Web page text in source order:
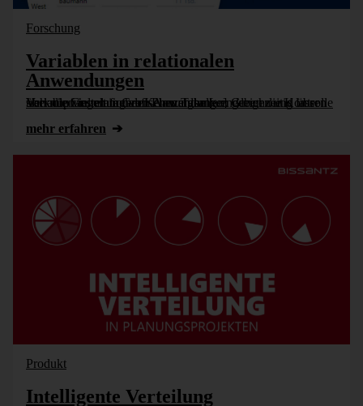
Forschung
Variablen in relationalen
Anwendungen
Variablen in relationalen Anwendungen geben die Kontrolle über die Gestaltung von Planungsanwendungen und über Verknüpfungen in Grafischen Tabellen. Gleichzeitig lassen sich nun viel einfacher Kennzahlen [...]
mehr erfahren
Produkt
Intelligente Verteilung